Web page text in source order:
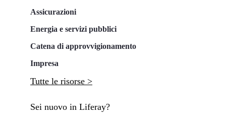
Assicurazioni
Energia e servizi pubblici
Catena di approvvigionamento
Impresa
Tutte le risorse >
Sei nuovo in Liferay?